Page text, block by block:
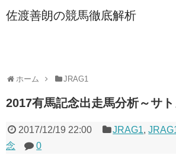
佐渡善朗の競馬徹底解析
ホーム JRAG1
2017有馬記念出走馬分析～サ
2017/12/19 22:00 JRAG1,
念
0